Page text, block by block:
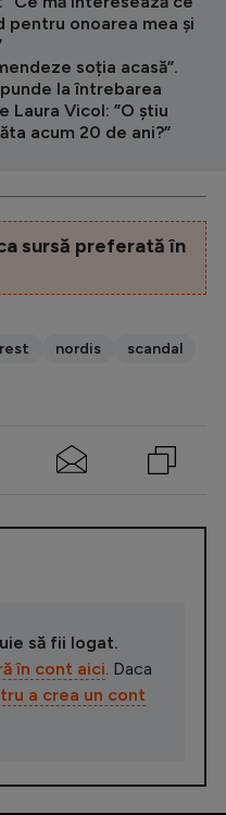
pentru onoarea mea și
soția acasă”.
la întrebarea
Laura Vicol: ”O știu
acum 20 de ani?”
sursă preferată în
nordis
scandal
să fii logat.
în cont aici. Daca
a crea un cont